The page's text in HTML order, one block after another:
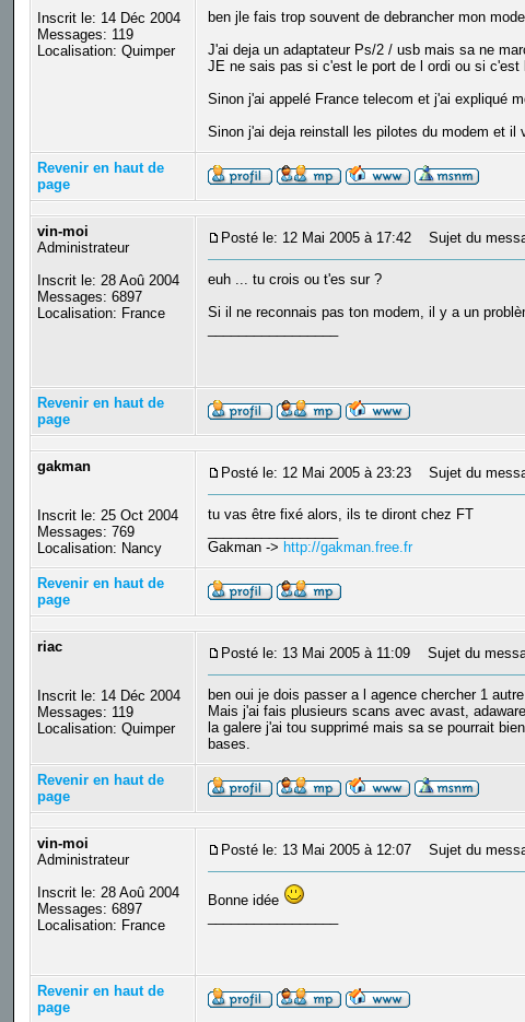
Inscrit le: 14 Déc 2004
Messages: 119
Localisation: Quimper
ben jle fais trop souvent de debrancher mon
J'ai deja un adaptateur Ps/2 / usb mais sa ne
JE ne sais pas si c'est le port de l ordi ou si c'est
Sinon j'ai appelé France telecom et j'ai expliqué
Sinon j'ai deja reinstall les pilotes du modem et il
Revenir en haut de
page
vin-moi
Administrateur
Inscrit le: 28 Aoû 2004
Messages: 6897
Localisation: France
Posté le: 12 Mai 2005 à 17:42 Sujet du
euh ... tu crois ou t'es sur ?
Si il ne reconnais pas ton modem, il y a un
Revenir en haut de
page
gakman
Inscrit le: 25 Oct 2004
Messages: 769
Localisation: Nancy
Posté le: 12 Mai 2005 à 23:23 Sujet du
tu vas être fixé alors, ils te diront chez FT
Gakman -> http://gakman.free.fr
Revenir en haut de
page
riac
Inscrit le: 14 Déc 2004
Messages: 119
Localisation: Quimper
Posté le: 13 Mai 2005 à 11:09 Sujet du
ben oui je dois passer a l agence chercher 1
Mais j'ai fais plusieurs scans avec avast,
la galere j'ai tou supprimé mais sa se pourrait
bases.
Revenir en haut de
page
vin-moi
Administrateur
Inscrit le: 28 Aoû 2004
Messages: 6897
Localisation: France
Posté le: 13 Mai 2005 à 12:07 Sujet du
Bonne idée
Revenir en haut de
page